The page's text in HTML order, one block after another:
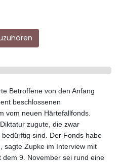
Betroffene von den Anfang
beschlossenen
vom neuen Härtefallfonds.
zugute, die zwar
sind. Der Fonds habe
sagte Zupke im Interview mit
9. November sei rund eine